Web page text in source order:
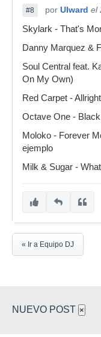
#8 por Ulward el
Skylark - That's
Danny Marquez &
Soul Central feat.
On My Own)
Red Carpet - Allright
Octave One -
Moloko - Forever
ejemplo
Milk & Sugar -
« Ir a Equipo DJ
NUEVO POST ×